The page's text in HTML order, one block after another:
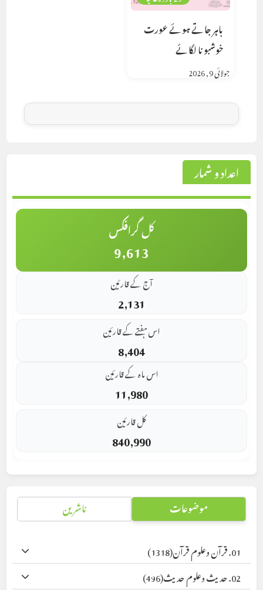
باہر جاتے ہوئے عورت
خوشبو نا لگائے
جولائی 9, 2026
اعداد و شمار
کل گرافکس
9,613
آج کے قارئین
2,131
اس ہفتے کے قارئین
8,404
اس ماہ کے قارئین
11,980
کل قارئین
840,990
موضوعات ناشرین
01. قرآن وعلوم قرآن
(1318)
02. حدیث وعلوم حدیث
(496)